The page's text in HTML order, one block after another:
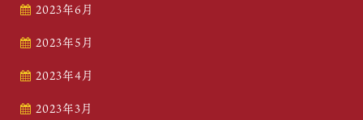
2023年6月
2023年5月
2023年4月
2023年3月